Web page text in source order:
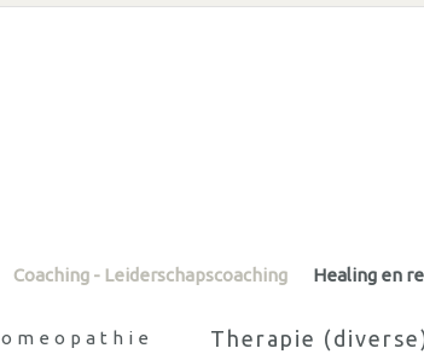
Coaching - Leiderschapscoaching Healing en
Therapie